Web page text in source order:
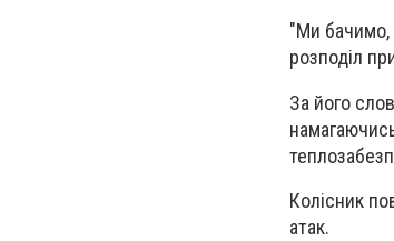
"Ми бачимо,
розподіл
За його
Колісник
атак.